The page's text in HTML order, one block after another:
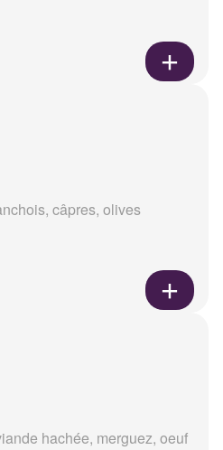
câpres, olives
hachée, merguez, oeuf